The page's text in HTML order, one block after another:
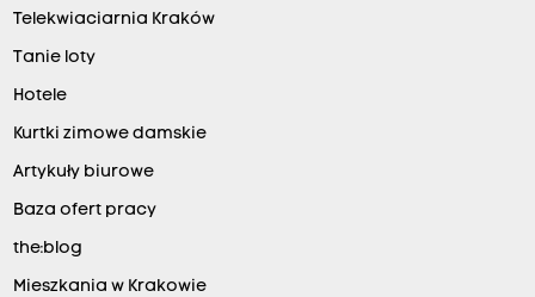
Telekwiaciarnia Kraków
Tanie loty
Hotele
Kurtki zimowe damskie
Artykuły biurowe
Baza ofert pracy
the:blog
Mieszkania w Krakowie